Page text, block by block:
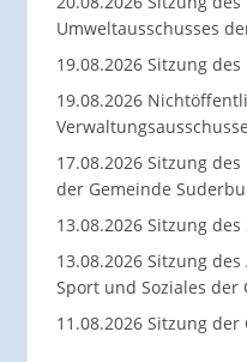
Umweltausschusses
19.08.2026 Sitzung
19.08.2026
17.08.2026 Sitzung
der Gemeinde
13.08.2026 Sitzung
13.08.2026 Sitzung
Sport und Soziales
11.08.2026 Sitzung der